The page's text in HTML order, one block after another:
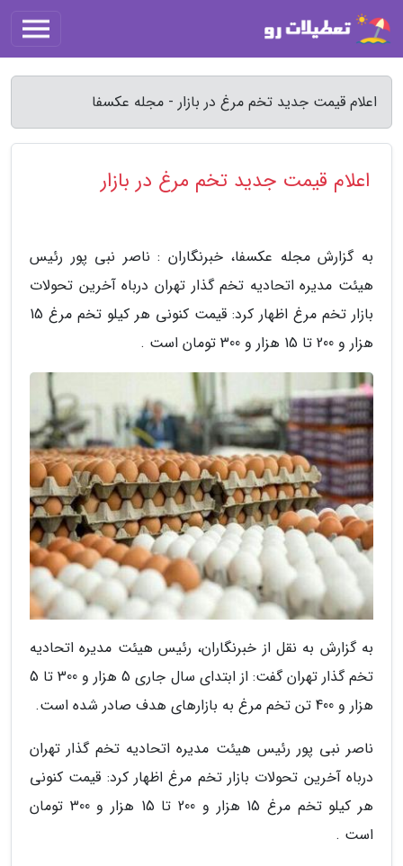
اعلام قیمت جدید تخم مرغ در بازار - مجله عکسفا
اعلام قیمت جدید تخم مرغ در بازار
به گزارش مجله عکسفا، خبرنگاران : ناصر نبی پور رئیس
هیئت مدیره اتحادیه تخم گذار تهران درباه آخرین تحولات
بازار تخم مرغ اظهار کرد: قیمت کنونی هر کیلو تخم مرغ 15
هزار و 200 تا 15 هزار و 300 تومان است .
به گزارش به نقل از خبرنگاران، رئیس هیئت مدیره اتحادیه
تخم گذار تهران گفت: از ابتدای سال جاری 5 هزار و 300 تا 5
هزار و 400 تن تخم مرغ به بازارهای هدف صادر شده است.
ناصر نبی پور رئیس هیئت مدیره اتحادیه تخم گذار تهران
درباه آخرین تحولات بازار تخم مرغ اظهار کرد: قیمت کنونی
هر کیلو تخم مرغ 15 هزار و 200 تا 15 هزار و 300 تومان
است .